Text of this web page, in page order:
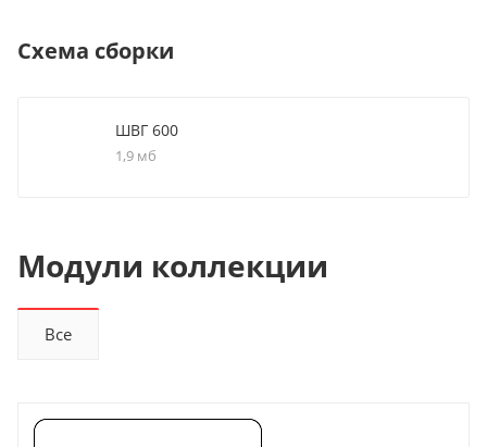
Схема сборки
ШВГ 600
1,9 мб
Модули коллекции
Все